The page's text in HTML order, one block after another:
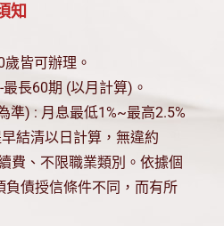
知
皆可辦理。
長60期 (以月計算)。
準) : 月息最低1%~最高2.5%
結清以日計算，無違約
費、不限職業類別。依據個
負債授信條件不同，而有所